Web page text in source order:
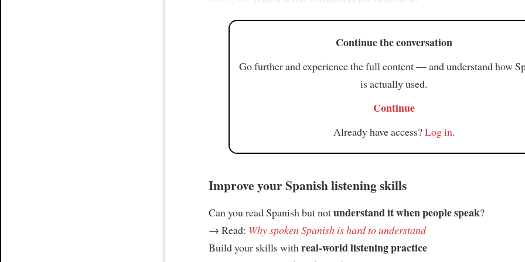
Continue the conversation
Go further and experience the full content — and understand how
is actually used.
Continue
Already have access?Log in.
Improve your Spanish listening skills
Can you read Spanish but notunderstand it when people speak?
→ Read: Why spoken Spanish is hard to understand
Build your skills withreal-world listening practice